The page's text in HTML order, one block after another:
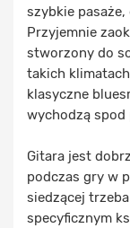
szybkie
Przyjemnie
stworzony do
takich
klasyczne
wychodzą spod
Gitara jest
podczas gry w
siedzącej
specyficznym